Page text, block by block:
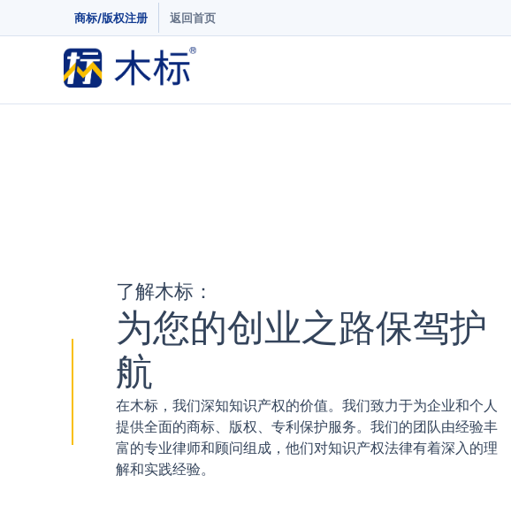
商标/版权注册 返回首页
了解木标：
为您的创业之路保驾护
航
在木标，我们深知知识产权的价值。我们致力于为企业和个人
提供全面的商标、版权、专利保护服务。我们的团队由经验丰
富的专业律师和顾问组成，他们对知识产权法律有着深入的理
解和实践经验。